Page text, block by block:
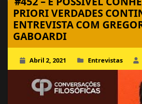
PRIORI VERDADES
ENTREVISTA COM
GABOARDI
Abril 2, 2021 Entrevistas